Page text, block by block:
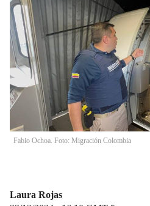
Fabio Ochoa. Foto: Migración Colombia
Laura Rojas